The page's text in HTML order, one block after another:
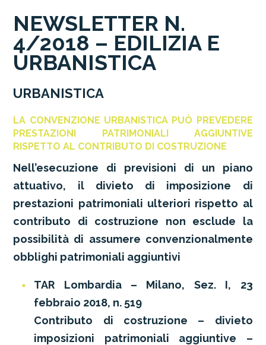
NEWSLETTER N.
4/2018 – EDILIZIA E
URBANISTICA
URBANISTICA
LA CONVENZIONE URBANISTICA PUÒ PREVEDERE
PRESTAZIONI PATRIMONIALI AGGIUNTIVE
RISPETTO AL CONTRIBUTO DI COSTRUZIONE
Nell’esecuzione di previsioni di un piano
attuativo, il divieto di imposizione di
prestazioni patrimoniali ulteriori rispetto al
contributo di costruzione non esclude la
possibilità di assumere convenzionalmente
obblighi patrimoniali aggiuntivi
TAR Lombardia – Milano, Sez. I, 23
febbraio 2018, n. 519
Contributo di costruzione – divieto
imposizioni patrimoniali aggiuntive –